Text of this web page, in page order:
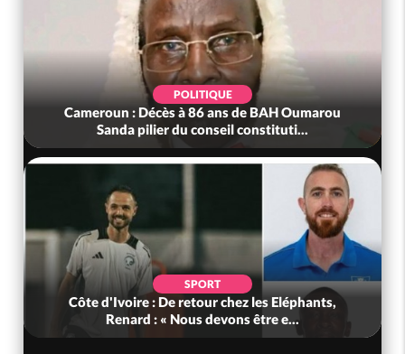
POLITIQUE
Cameroun : Décès à 86 ans de BAH Oumarou
Sanda pilier du conseil constituti...
SPORT
Côte d'Ivoire : De retour chez les Eléphants,
Renard : « Nous devons être e...